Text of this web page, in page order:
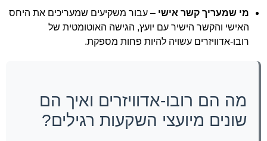
מי שמעריך קשר אישי – עבור משקיעים שמעריכים את היחס
האישי והקשר הישיר עם יועץ, הגישה האוטומטית של
רובו-אדוויזרים עשויה להיות פחות מספקת.
מה הם רובו-אדוויזרים ואיך הם
שונים מיועצי השקעות רגילים?